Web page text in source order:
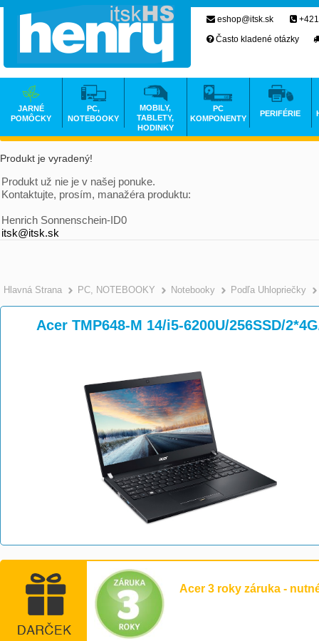
Produkt je vyradený!
Produkt už nie je v našej ponuke.
Kontaktujte, prosím, manažéra produktu:
Henrich Sonnenschein-ID0
itsk@itsk.sk
Hlavná Strana >
PC, NOTEBOOKY >
Notebooky >
Podľa Uhlopriečky
Acer TMP648-M 14/i5-6200U/256SSD/
Acer 3 roky záruka -
eshop@itsk.sk
Často kladené otázky
JARNÉ
POMÔCKY
PC,
NOTEBOOKY
MOBILY,
TABLETY,
HODINKY
PC
KOMPONENTY
PERIFÉRIE